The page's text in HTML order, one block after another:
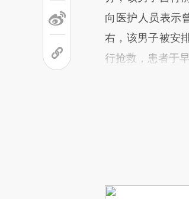
向医护人员表示
右，该男子被安
行抢救，患者于